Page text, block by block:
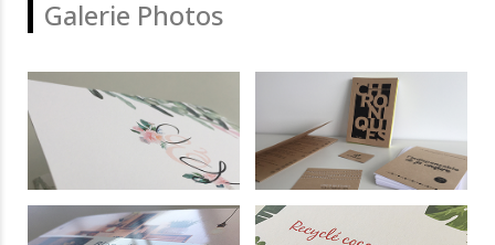
Galerie Photos